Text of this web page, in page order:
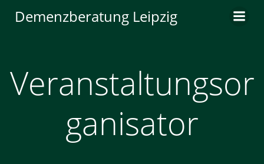
Inhalt
Demenzberatung Leipzig
Veranstaltungsor
ganisator